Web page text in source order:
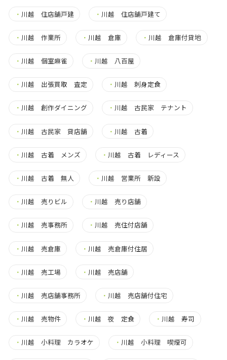
・ 川越 住店舗戸建 ・ 川越 住店舗戸建て
・ 川越 作業所 ・ 川越 倉庫 ・ 川越 倉庫付貸地
・ 川越 個室麻雀 ・ 川越 八百屋
・ 川越 出張買取 査定 ・ 川越 刺身定食
・ 川越 創作ダイニング ・ 川越 古民家 テナント
・ 川越 古民家 貸店舗 ・ 川越 古着
・ 川越 古着 メンズ ・ 川越 古着 レディース
・ 川越 古着 無人 ・ 川越 営業所 新設
・ 川越 売りビル ・ 川越 売り店舗
・ 川越 売事務所 ・ 川越 売住付店舗
・ 川越 売倉庫 ・ 川越 売倉庫付住居
・ 川越 売工場 ・ 川越 売店舗
・ 川越 売店舗事務所 ・ 川越 売店舗付住宅
・ 川越 売物件 ・ 川越 夜 定食 ・ 川越 寿司
・ 川越 小料理 カラオケ ・ 川越 小料理 喫煙可